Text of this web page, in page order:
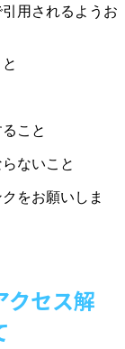
用されるようお
こと
ないこと
をお願いしま
クセス解